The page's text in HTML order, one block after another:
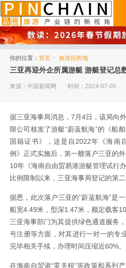
你的位置： 首页 > 旅游目的地
三亚再迎外企所属游艇 游艇登记总
来源：中国新闻网 时间：2024-07-05
据三亚海事局消息，7月4日，该局向
限公司核发了游艇“蔚蓝航海”的《船
国籍证书》，这是自2022年《海南
例》正式实施后，第一艘落户三亚的
10年《海南自由贸易港游艇管理试行
比例限制以来，三亚海事局登记的第
据悉，此次落户三亚的“蔚蓝航海”是
船宽4.49米，型深1.47米，额定载客
三亚海事部门为其提供绿色通道服务
号注册等方面，对其进行一对一的专
完毕相关手续，办理时间压缩近60%。
在海南自贸港“零关税”等政策和系列